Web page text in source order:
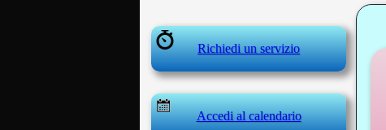
Richiedi un servizio
Accedi al calendario